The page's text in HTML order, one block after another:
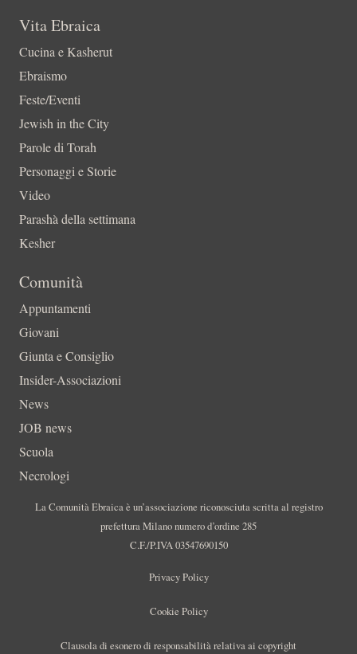
Vita Ebraica
Cucina e Kasherut
Ebraismo
Feste/Eventi
Jewish in the City
Parole di Torah
Personaggi e Storie
Video
Parashà della settimana
Kesher
Comunità
Appuntamenti
Giovani
Giunta e Consiglio
Insider-Associazioni
News
JOB news
Scuola
Necrologi
La Comunità Ebraica è un’associazione riconosciuta scritta al registro
prefettura Milano numero d’ordine 285
C.F./P.IVA 03547690150
Privacy Policy
Cookie Policy
Clausola di esonero di responsabilità relativa ai copyright